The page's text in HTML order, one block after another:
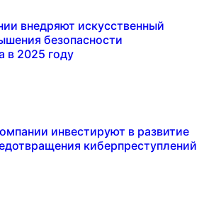
внедряют искусственный
безопасности
в 2025 году
инвестируют в развитие
киберпреступлений